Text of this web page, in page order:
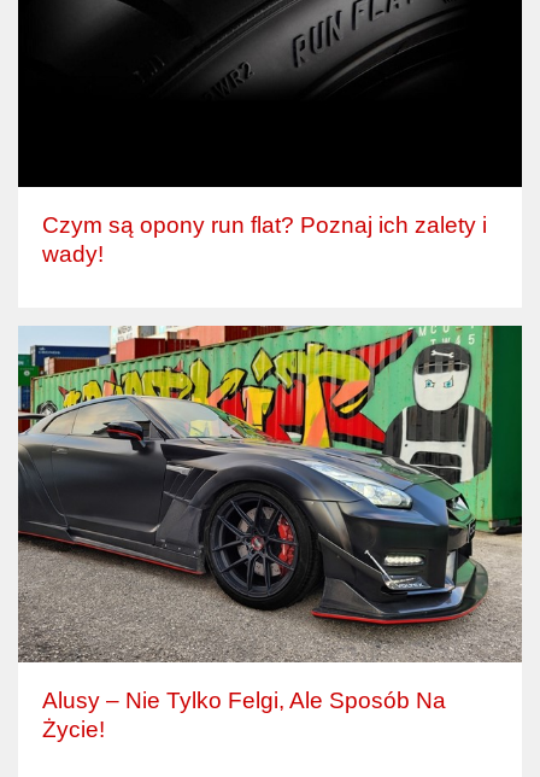
Czym są opony run flat? Poznaj ich zalety i
wady!
Alusy – Nie Tylko Felgi, Ale Sposób Na
Życie!